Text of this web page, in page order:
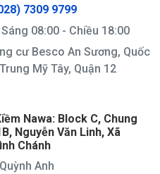
7309 9799
Sáng 08:00 - Chiều 18:00
cư Besco An Sương, Quốc
Mỹ Tây, Quận 12
Nawa: Block C, Chung
Nguyễn Văn Linh, Xã
Chánh
Anh